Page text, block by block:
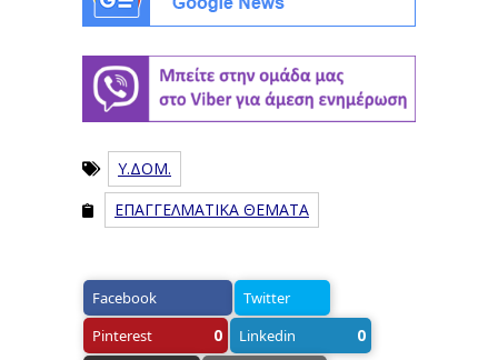
Υ.ΔΟΜ.
ΕΠΑΓΓΕΛΜΑΤΙΚΑ ΘΕΜΑΤΑ
Facebook
Twitter
Pinterest
0 Linkedin 0